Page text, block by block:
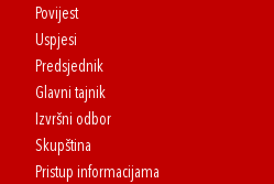
Povijest
Uspjesi
Predsjednik
Glavni tajnik
Izvršni odbor
Skupština
Pristup informacijama